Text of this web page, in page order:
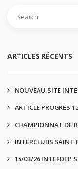
ARTICLES RÉCENTS
NOUVEAU SITE
ARTICLE PROGRES
CHAMPIONNAT DE
INTERCLUBS SAINT
15/03/26 INTERDEP